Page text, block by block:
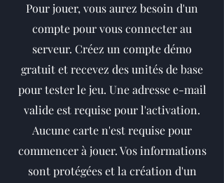
Pour jouer, vous aurez besoin d'un
compte pour vous connecter au
serveur. Créez un compte démo
gratuit et recevez des unités de base
pour tester le jeu. Une adresse e-mail
valide est requise pour l'activation.
Aucune carte n'est requise pour
commencer à jouer. Vos informations
sont protégées et la création d'un